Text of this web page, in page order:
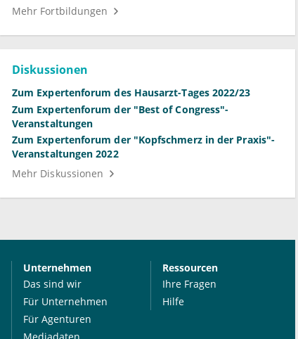
Mehr Fortbildungen
Diskussionen
Zum Expertenforum des Hausarzt-Tages 2022/23
Zum Expertenforum der "Best of Congress"-
Veranstaltungen
Zum Expertenforum der "Kopfschmerz in der Praxis"-
Veranstaltungen 2022
Mehr Diskussionen
Unternehmen
Das sind wir
Für Unternehmen
Für Agenturen
Ressourcen
Ihre Fragen
Hilfe